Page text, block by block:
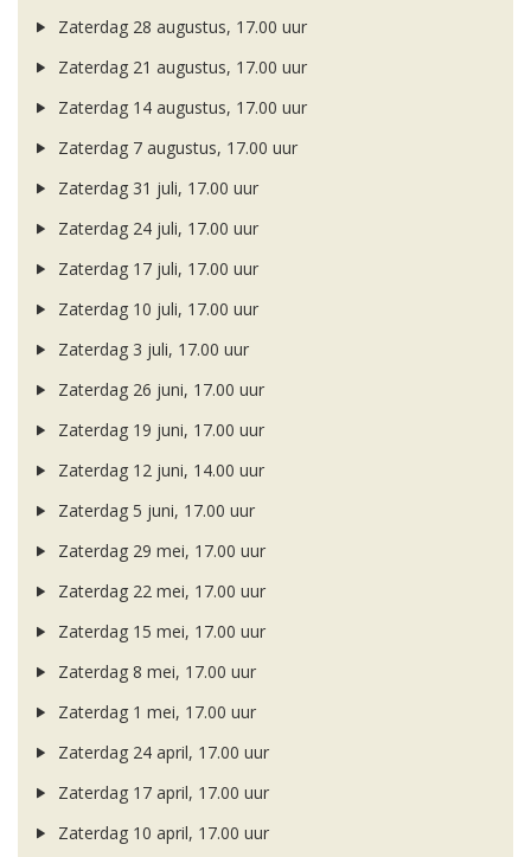
Zaterdag 28 augustus, 17.00 uur
Zaterdag 21 augustus, 17.00 uur
Zaterdag 14 augustus, 17.00 uur
Zaterdag 7 augustus, 17.00 uur
Zaterdag 31 juli, 17.00 uur
Zaterdag 24 juli, 17.00 uur
Zaterdag 17 juli, 17.00 uur
Zaterdag 10 juli, 17.00 uur
Zaterdag 3 juli, 17.00 uur
Zaterdag 26 juni, 17.00 uur
Zaterdag 19 juni, 17.00 uur
Zaterdag 12 juni, 14.00 uur
Zaterdag 5 juni, 17.00 uur
Zaterdag 29 mei, 17.00 uur
Zaterdag 22 mei, 17.00 uur
Zaterdag 15 mei, 17.00 uur
Zaterdag 8 mei, 17.00 uur
Zaterdag 1 mei, 17.00 uur
Zaterdag 24 april, 17.00 uur
Zaterdag 17 april, 17.00 uur
Zaterdag 10 april, 17.00 uur